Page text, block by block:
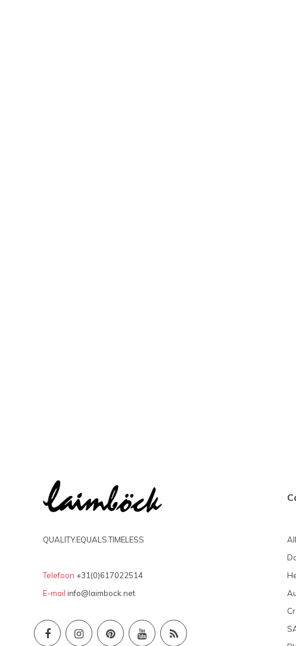
QUALITY.EQUALS.TIMELESS
Telefoon +31(0)617022514
E-mail info@laimbock.net